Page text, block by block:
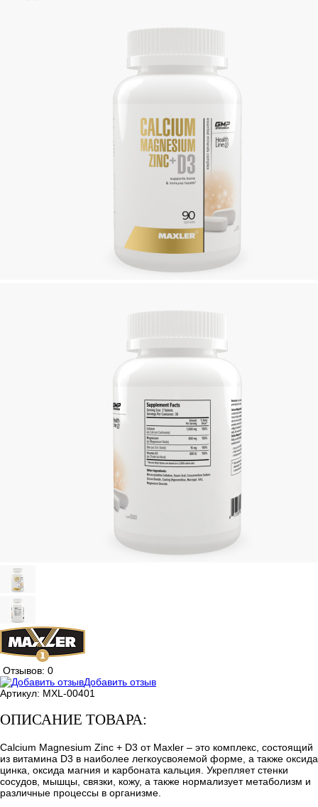
Отзывов: 0
Добавить отзыв
Артикул: MXL-00401
ОПИСАНИЕ ТОВАРА:
Calcium Magnesium Zinc + D3 от Maxler – это комплекс, состоящий
из витамина D3 в наиболее легкоусвояемой форме, а также оксида
цинка, оксида магния и карбоната кальция. Укрепляет стенки
сосудов, мышцы, связки, кожу, а также нормализует метаболизм и
различные процессы в организме.